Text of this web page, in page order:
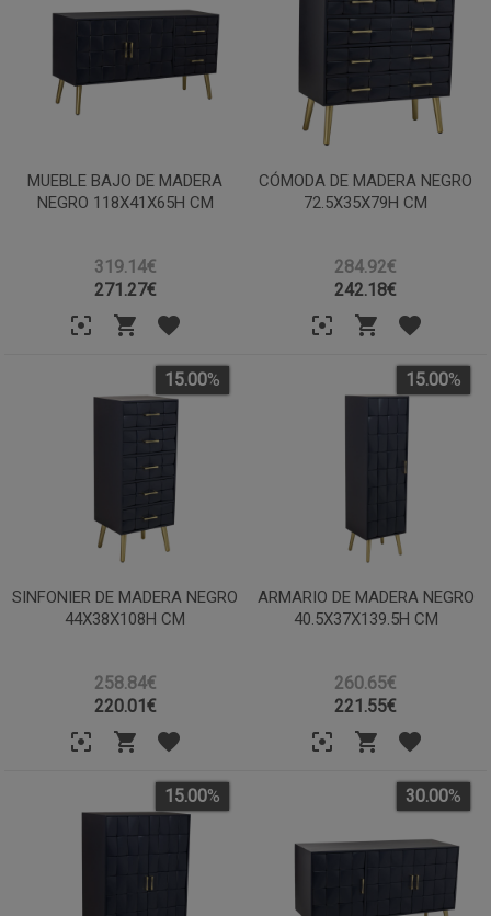
MUEBLE BAJO DE MADERA
NEGRO 118X41X65H CM
319.14€
271.27€
CÓMODA DE MADERA NEGRO
72.5X35X79H CM
284.92€
242.18€
SINFONIER DE MADERA NEGRO
44X38X108H CM
258.84€
15.00%
220.01€
ARMARIO DE MADERA NEGRO
40.5X37X139.5H CM
260.65€
15.00%
221.55€
15.00% 30.00%